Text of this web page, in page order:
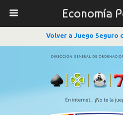
Economía
Volver a Juego Seguro